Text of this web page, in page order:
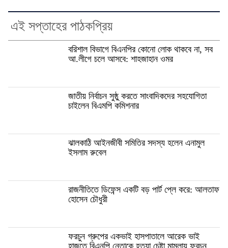
এই সপ্তাহের পাঠকপ্রিয়
বরিশাল বিভাগে বিএনপির কোনো লোক থাকবে না, সব
আ.লীগে চলে আসবে: শাহজাহান ওমর
জাতীয় নির্বাচন সুষ্ঠু করতে সাংবাদিকদের সহযোগিতা
চাইলেন বিএমপি কমিশনার
ঝালকাঠি আইনজীবী সমিতির সদস্য হলেন এনামুল
ইসলাম রুবেল
রাজনীতিতে ডিফেন্স একটি বড় পার্ট প্লে করে: আলতাফ
হোসেন চৌধুরী
ফরচুন গ্রুপের একভাই হাসপাতালে আরেক ভাই
হাজতে বিএনপি নেতাকে হত্যা চেষ্টা মামলায় ফরচুন